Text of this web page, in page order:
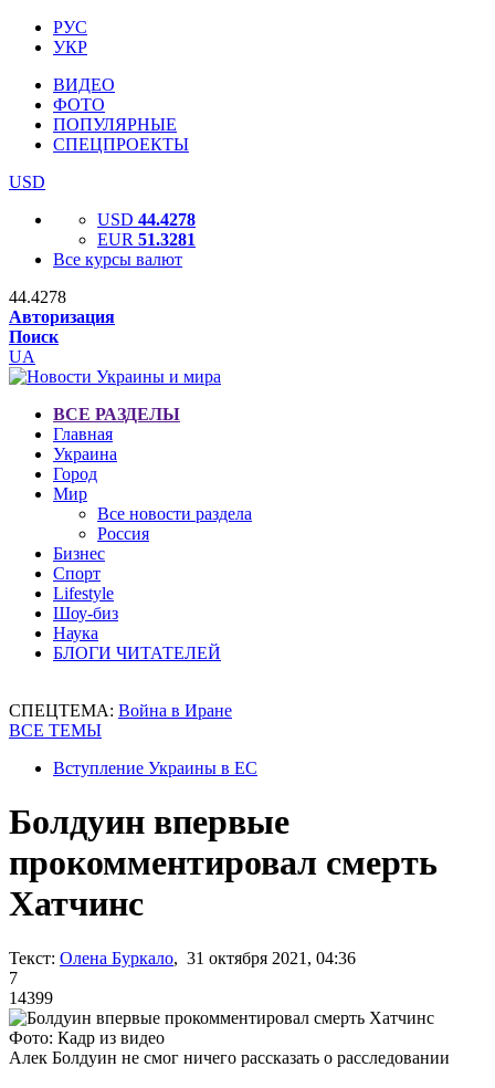
РУС
УКР
ВИДЕО
ФОТО
ПОПУЛЯРНЫЕ
СПЕЦПРОЕКТЫ
USD
USD 44.4278
EUR 51.3281
Все курсы валют
44.4278
Авторизация
Поиск
UA
ВСЕ РАЗДЕЛЫ
Главная
Украина
Город
Мир
Все новости раздела
Россия
Бизнес
Спорт
Lifestyle
Шоу-биз
Наука
БЛОГИ ЧИТАТЕЛЕЙ
СПЕЦТЕМА: Война в Иране
ВСЕ ТЕМЫ
Вступление Украины в ЕС
Болдуин впервые
прокомментировал смерть
Хатчинс
Текст: Олена Буркало, 31 октября 2021, 04:36
7
14399
Фото: Кадр из видео
Алек Болдуин не смог ничего рассказать о расследовании